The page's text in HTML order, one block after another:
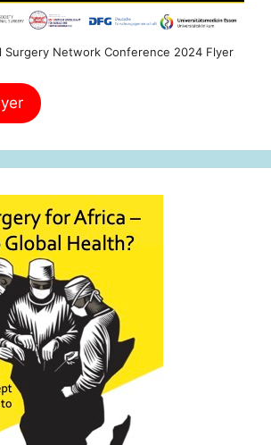
Surgery Network Conference 2024 Flyer